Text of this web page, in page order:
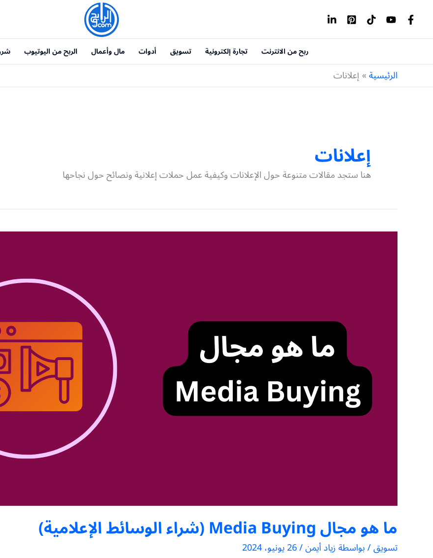
المحتوى
ربح من الانترنت تجارة إلكترونية تسويق أدوات مال وأعمال الربح من اليوتيوب
الرئيسية إعلانات
إعلانات
هنا ستجد مقالات متنوعة حول الإعلانات وكيفية عمل حملات إعلانية ونصائح حول نجاحها
ما هو مجال Media Buying (شراء الوسائط الإعلامية)
تسويق/ بواسطةزياد أيمن/26 يونيو، 2024